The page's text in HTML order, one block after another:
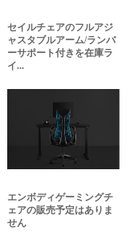
セイルチェアのフルアジ
ャスタブルアーム/ランバ
ーサポート付きを在庫ラ
イ...
エンボディゲーミングチ
ェアの販売予定はありま
せん